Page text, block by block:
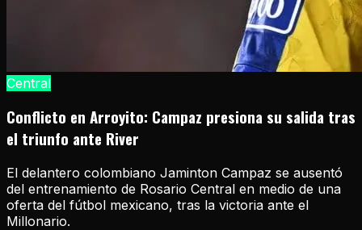
Central
Conflicto en Arroyito: Campaz presiona su salida tras
el triunfo ante River
El delantero colombiano Jaminton Campaz se ausentó
del entrenamiento de Rosario Central en medio de una
oferta del fútbol mexicano, tras la victoria ante el
Millonario.